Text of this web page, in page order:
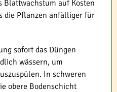
Blattwachstum auf Kosten
die Pflanzen anfälliger für
sofort das Düngen
wässern, um
In schweren
obere Bodenschicht